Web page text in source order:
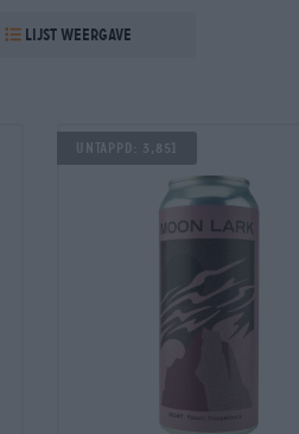
Lijst weergave
Untappd: 3,851